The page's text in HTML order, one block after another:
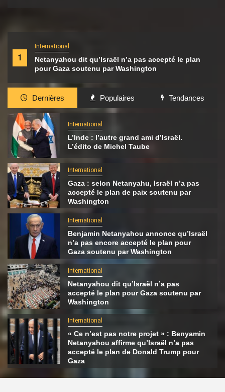
1
International
Netanyahou dit qu’Israël n’a pas accepté le plan
pour Gaza soutenu par Washington
Dernières Populaires Tendances
International
L’Inde : l’autre grand ami d’Israël.
L’édito de Michel Taube
International
Gaza : selon Netanyahu, Israël n’a pas
accepté le plan de paix soutenu par
Washington
International
Benjamin Netanyahou annonce qu’Israël
n’a pas encore accepté le plan pour
Gaza soutenu par Washington
International
Netanyahou dit qu’Israël n’a pas
accepté le plan pour Gaza soutenu par
Washington
International
« Ce n’est pas notre projet » : Benyamin
Netanyahou affirme qu’Israël n’a pas
accepté le plan de Donald Trump pour
Gaza